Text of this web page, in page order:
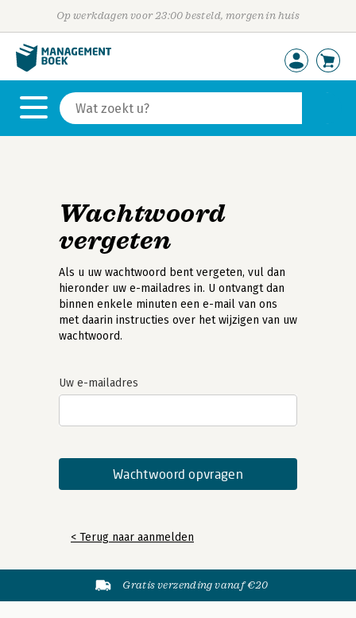
Op werkdagen voor 23:00 besteld, morgen in huis
Wachtwoord
vergeten
Als u uw wachtwoord bent vergeten, vul dan
hieronder uw e-mailadres in. U ontvangt dan
binnen enkele minuten een e-mail van ons
met daarin instructies over het wijzigen van uw
wachtwoord.
Uw e-mailadres
< Terug naar aanmelden
Gratis verzending vanaf €20